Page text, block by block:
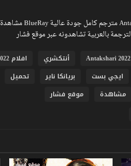
Antakshari 2022 أنتكشري افلام 2022
ايجي بست بريانكا ناير تحميل
مشاهدة موقع فشار